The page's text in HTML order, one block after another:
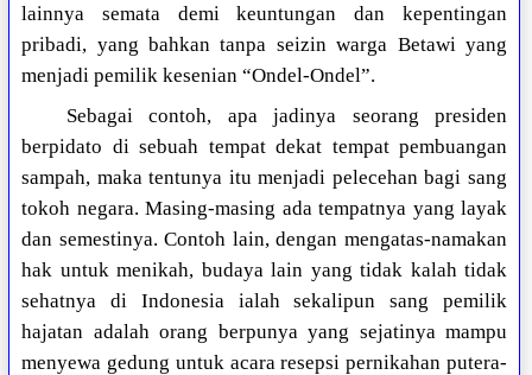
lainnya semata demi keuntungan dan kepentingan
pribadi, yang bahkan tanpa seizin warga Betawi yang
menjadi pemilik kesenian “Ondel-Ondel”.
Sebagai contoh, apa jadinya seorang presiden
berpidato di sebuah tempat dekat tempat pembuangan
sampah, maka tentunya itu menjadi pelecehan bagi sang
tokoh negara. Masing-masing ada tempatnya yang layak
dan semestinya. Contoh lain, dengan mengatas-namakan
hak untuk menikah, budaya lain yang tidak kalah tidak
sehatnya di Indonesia ialah sekalipun sang pemilik
hajatan adalah orang berpunya yang sejatinya mampu
menyewa gedung untuk acara resepsi pernikahan putera-